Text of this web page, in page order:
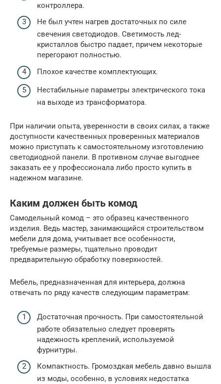
контроллера.
Не был учтен нагрев достаточных по силе
свечения светодиодов. Светимость лед-
кристаллов быстро падает, причем некоторые
перегорают полностью.
Плохое качестве комплектующих.
Нестабильные параметры электрического тока
на выходе из трансформатора.
При наличии опыта, уверенности в своих силах, а также
доступности качественных проверенных материалов
можно приступать к самостоятельному изготовлению
светодиодной панели. В противном случае выгоднее
заказать ее у профессионала либо просто купить в
надежном магазине.
Каким должен быть комод
Самодельный комод – это образец качественного
изделия. Ведь мастер, занимающийся строительством
мебели для дома, учитывает все особенности,
требуемые размеры, тщательно проводит
предварительную обработку поверхностей.
Мебель, предназначенная для интерьера, должна
отвечать по ряду качеств следующим параметрам:
Достаточная прочность. При самостоятельной
работе обязательно следует проверять
надежность креплений, используемой
фурнитуры.
Компактность. Громоздкая мебель давно вышла
из моды, особенно, в условиях недостатка